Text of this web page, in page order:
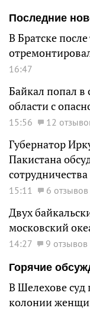
Последние
В Братске
16:47
Байкал попал в
области с
15:56 12
Губернатор
Пакистана
сотрудничества
15:11 6 отзывов
Двух
московский
14:27
9 отзывов
Горячие
В Шелехове суд
колонии